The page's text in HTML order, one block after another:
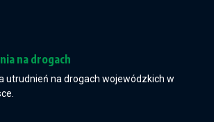
na drogach
utrudnień na drogach wojewódzkich w